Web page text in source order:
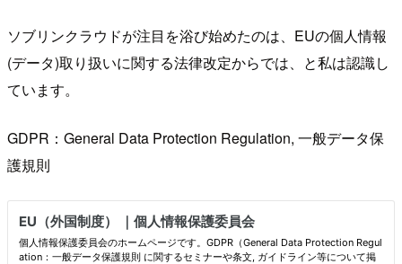
ソブリンクラウドが注目を浴び始めたのは、EUの個人情報
(データ)取り扱いに関する法律改定からでは、と私は認識し
ています。
GDPR：General Data Protection Regulation, 一般データ保
護規則